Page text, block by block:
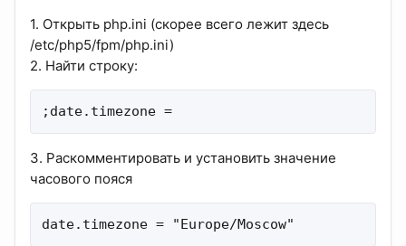
1. Открыть php.ini (скорее всего лежит здесь
/etc/php5/fpm/php.ini)
2. Найти строку:
;date.timezone =
3. Раскомментировать и установить значение
часового пояся
date.timezone = "Europe/Moscow"